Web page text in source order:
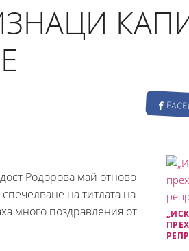
Родорова май отново
на титлата на
много поздравления от